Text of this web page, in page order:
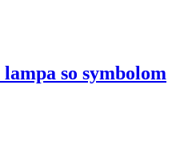
so symbolom